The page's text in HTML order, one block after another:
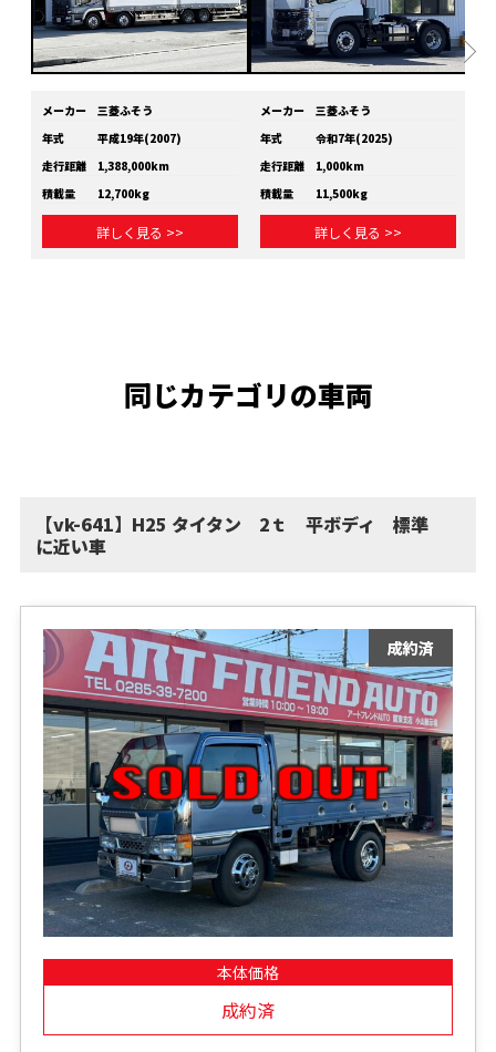
メーカー
三菱ふそう
年式
平成19年(2007)
走行距離
1,388,000km
積載量
12,700kg
詳しく見る >>
メーカー
三菱ふそう
年式
令和7年(2025)
走行距離
1,000km
積載量
11,500kg
詳しく見る >>
同じカテゴリの車両
【vk-641】H25 タイタン 2ｔ 平ボディ 標準
に近い車
本体価格
成約済